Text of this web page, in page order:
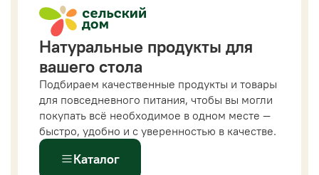
Натуральные продукты для
вашего стола
Подбираем качественные продукты и товары
для повседневного питания, чтобы вы могли
покупать всё необходимое в одном месте —
быстро, удобно и с уверенностью в качестве.
Каталог